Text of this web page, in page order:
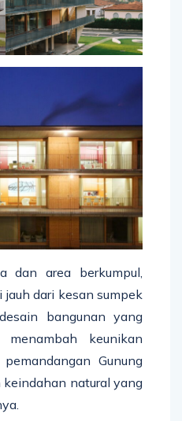
dan area berkumpul,
dari kesan sumpek
bangunan yang
keunikan
Gunung
natural yang